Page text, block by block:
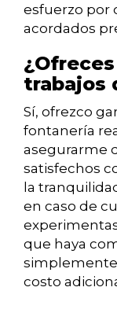
esfuerzo por
acordados
trabajos
Sí, ofrezco
fontanería
asegurarme
satisfechos
la
en caso de
que haya
simplemente
costo